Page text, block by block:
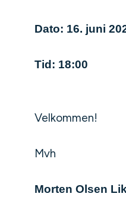
Dato: 16. juni
Tid: 18:00
Velkommen!
Mvh
Morten Olsen